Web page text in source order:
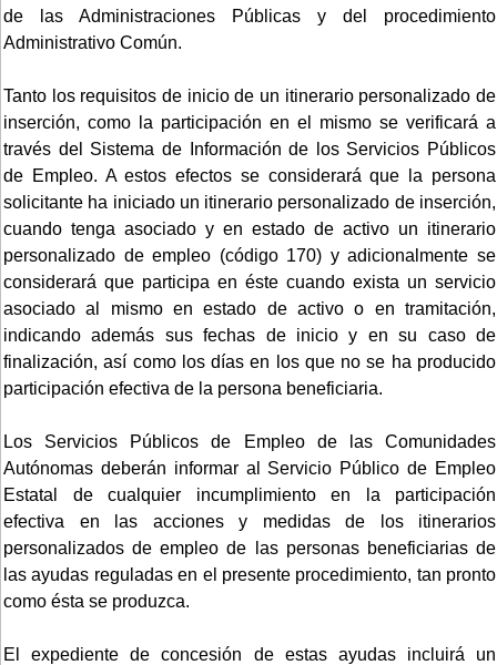
de las Administraciones Públicas y del procedimiento
Administrativo Común.
Tanto los requisitos de inicio de un itinerario personalizado de
inserción, como la participación en el mismo se verificará a
través del Sistema de Información de los Servicios Públicos
de Empleo. A estos efectos se considerará que la persona
solicitante ha iniciado un itinerario personalizado de inserción,
cuando tenga asociado y en estado de activo un itinerario
personalizado de empleo (código 170) y adicionalmente se
considerará que participa en éste cuando exista un servicio
asociado al mismo en estado de activo o en tramitación,
indicando además sus fechas de inicio y en su caso de
finalización, así como los días en los que no se ha producido
participación efectiva de la persona beneficiaria.
Los Servicios Públicos de Empleo de las Comunidades
Autónomas deberán informar al Servicio Público de Empleo
Estatal de cualquier incumplimiento en la participación
efectiva en las acciones y medidas de los itinerarios
personalizados de empleo de las personas beneficiarias de
las ayudas reguladas en el presente procedimiento, tan pronto
como ésta se produzca.
El expediente de concesión de estas ayudas incluirá un